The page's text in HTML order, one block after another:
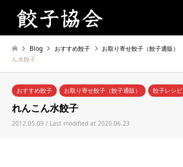
Blog おすすめ餃子 お取り寄せ餃子（餃子通販）
ん水餃子
おすすめ餃子 お取り寄せ餃子（餃子通販） 餃子レシピ
れんこん水餃子
2012.05.09 / Last modified at 2020.06.23